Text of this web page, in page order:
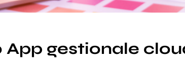
App gestionale